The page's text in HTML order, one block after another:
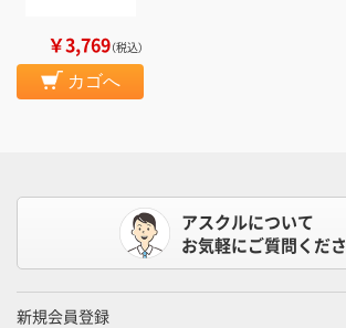
￥3,769（税込）
カゴへ
アスクルについて
お気軽にご質問くださ
新規会員登録